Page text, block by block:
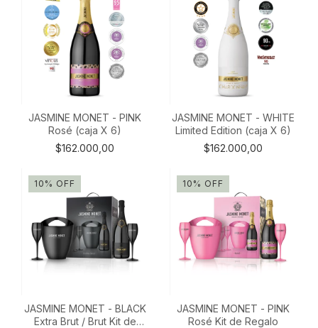
JASMINE MONET - PINK
Rosé (caja X 6)
$162.000,00
JASMINE MONET - WHITE
Limited Edition (caja X 6)
$162.000,00
10 % OFF
JASMINE MONET - BLACK
Extra Brut / Brut Kit de
10 % OFF
JASMINE MONET - PINK
Rosé Kit de Regalo